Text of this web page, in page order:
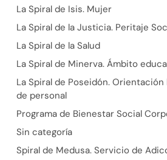
La Spiral de Isis. Mujer
La Spiral de la Justicia. Peritaje
La Spiral de la Salud
La Spiral de Minerva. Ámbito
La Spiral de Poseidón.
de personal
Programa de Bienestar Social
Sin categoría
Spiral de Medusa. Servicio de